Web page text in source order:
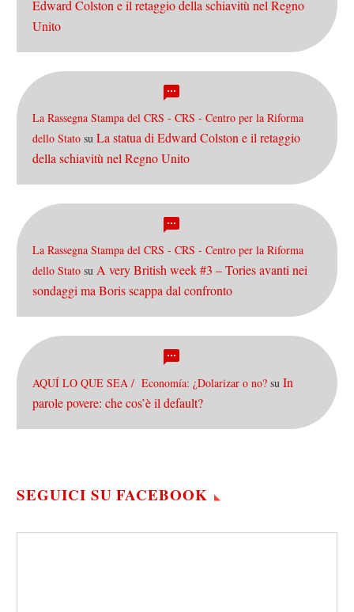
Edward Colston e il retaggio della schiavitù nel Regno
Unito
La Rassegna Stampa del CRS - CRS - Centro per la Riforma
dello Stato su La statua di Edward Colston e il retaggio
della schiavitù nel Regno Unito
La Rassegna Stampa del CRS - CRS - Centro per la Riforma
dello Stato su A very British week #3 – Tories avanti nei
sondaggi ma Boris scappa dal confronto
AQUÍ LO QUE SEA / Economía: ¿Dolarizar o no? su In
parole povere: che cos’è il default?
SEGUICI SU FACEBOOK